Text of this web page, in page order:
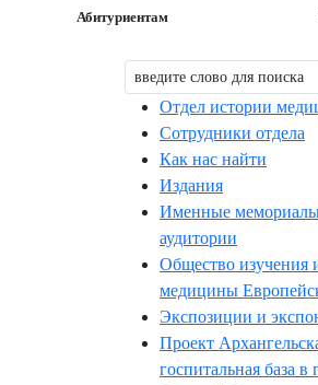
Абитуриентам
Отдел истории
Сотрудники отдела
Как нас найти
Издания
Именные
аудитории
Общество изучения
медицины
Экспозиции и
Проект
госпитальная база в